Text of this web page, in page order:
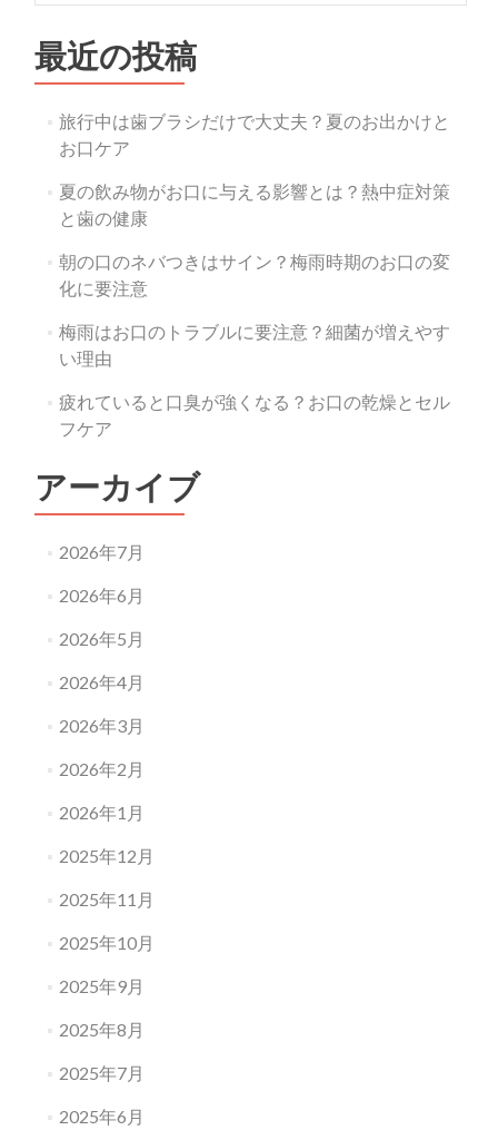
最近の投稿
旅行中は歯ブラシだけで大丈夫？夏のお出かけと
お口ケア
夏の飲み物がお口に与える影響とは？熱中症対策
と歯の健康
朝の口のネバつきはサイン？梅雨時期のお口の変
化に要注意
梅雨はお口のトラブルに要注意？細菌が増えやす
い理由
疲れていると口臭が強くなる？お口の乾燥とセル
フケア
アーカイブ
2026年7月
2026年6月
2026年5月
2026年4月
2026年3月
2026年2月
2026年1月
2025年12月
2025年11月
2025年10月
2025年9月
2025年8月
2025年7月
2025年6月